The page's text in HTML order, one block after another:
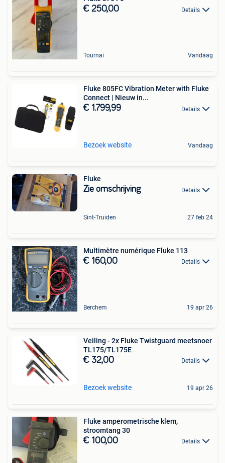
€ 250,00 Details
Tournai Vandaag
Fluke 805FC Vibration Meter with Fluke
Connect | Nieuw in...
€ 1.799,99 Details
Bezoek website Vandaag
Fluke
Zie omschrijving Details
Sint-Truiden 27 feb 24
Multimètre numérique Fluke 113
€ 160,00 Details
Berchem 19 apr 26
Veiling - 2x Fluke Twistguard meetsnoer
TL175/TL175E
€ 32,00 Details
Bezoek website 19 apr 26
Fluke amperometrische klem,
stroomtang 30
€ 100,00 Details